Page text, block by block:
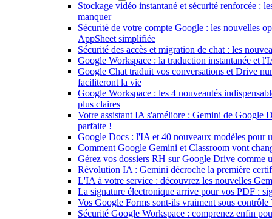
Stockage vidéo instantané et sécurité renforcée :
manquer
Sécurité de votre compte Google : les nouvelles
AppSheet simplifiée
Sécurité des accès et migration de chat : les
Google Workspace : la traduction instantanée et
Google Chat traduit vos conversations et Drive
faciliteront la vie
Google Workspace : les 4 nouveautés
plus claires
Votre assistant IA s'améliore : Gemini de Google
parfaite !
Google Docs : l'IA et 40 nouveaux modèles pour
Comment Google Gemini et Classroom vont
Gérez vos dossiers RH sur Google Drive comme
Révolution IA : Gemini décroche la première
L'IA à votre service : découvrez les nouvelles
La signature électronique arrive pour vos PDF :
Vos Google Forms sont-ils vraiment sous
Sécurité Google Workspace : comprenez enfin